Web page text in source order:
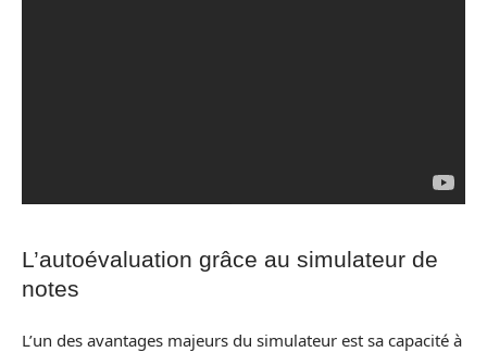
L’autoévaluation grâce au simulateur de
notes
L’un des avantages majeurs du simulateur est sa capacité à